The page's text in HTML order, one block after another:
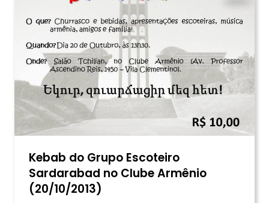
Kebab do Grupo Escoteiro
Sardarabad no Clube Armênio
(20/10/2013)